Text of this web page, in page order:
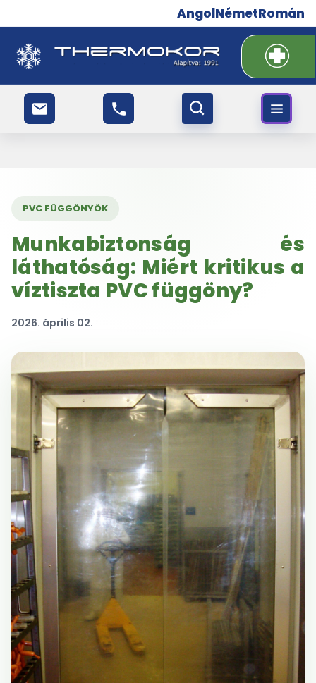
AngolNémetRomán
PVC FÜGGÖNYÖK
Munkabiztonság és
láthatóság: Miért kritikus a
víztiszta PVC függöny?
2026. április 02.